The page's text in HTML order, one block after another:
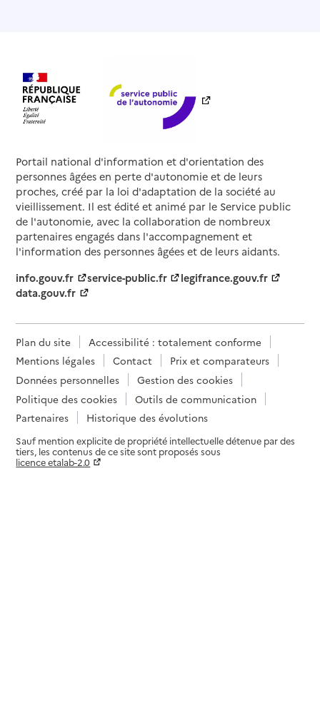
Portail national d'information et d'orientation des
personnes âgées en perte d'autonomie et de leurs
proches, créé par la loi d'adaptation de la société au
vieillissement. Il est édité et animé par le Service public
de l'autonomie, avec la collaboration de nombreux
partenaires engagés dans l'accompagnement et
l'information des personnes âgées et de leurs aidants.
info.gouv.fr
service-public.fr
legifrance.gouv.fr
data.gouv.fr
Plan du site
Accessibilité : totalement conforme
Mentions légales
Contact
Prix et comparateurs
Données personnelles
Gestion des cookies
Politique des cookies
Outils de communication
Partenaires
Historique des évolutions
Sauf mention explicite de propriété intellectuelle détenue par des
tiers, les contenus de ce site sont proposés sous
licence etalab-2.0